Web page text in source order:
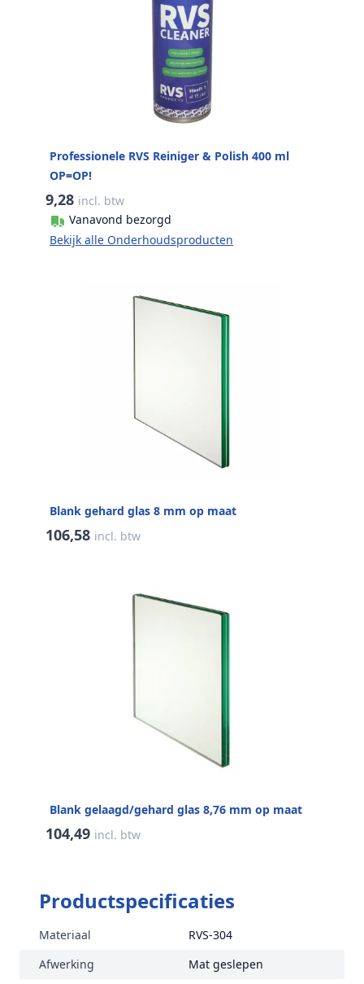
Professionele RVS Reiniger & Polish 400 ml
OP=OP!
9,28 incl. btw
Vanavond bezorgd
Bekijk alle Onderhoudsproducten
Blank gehard glas 8 mm op maat
106,58 incl. btw
Blank gelaagd/gehard glas 8,76 mm op maat
104,49 incl. btw
Productspecificaties
Materiaal
RVS-304
Afwerking
Mat geslepen